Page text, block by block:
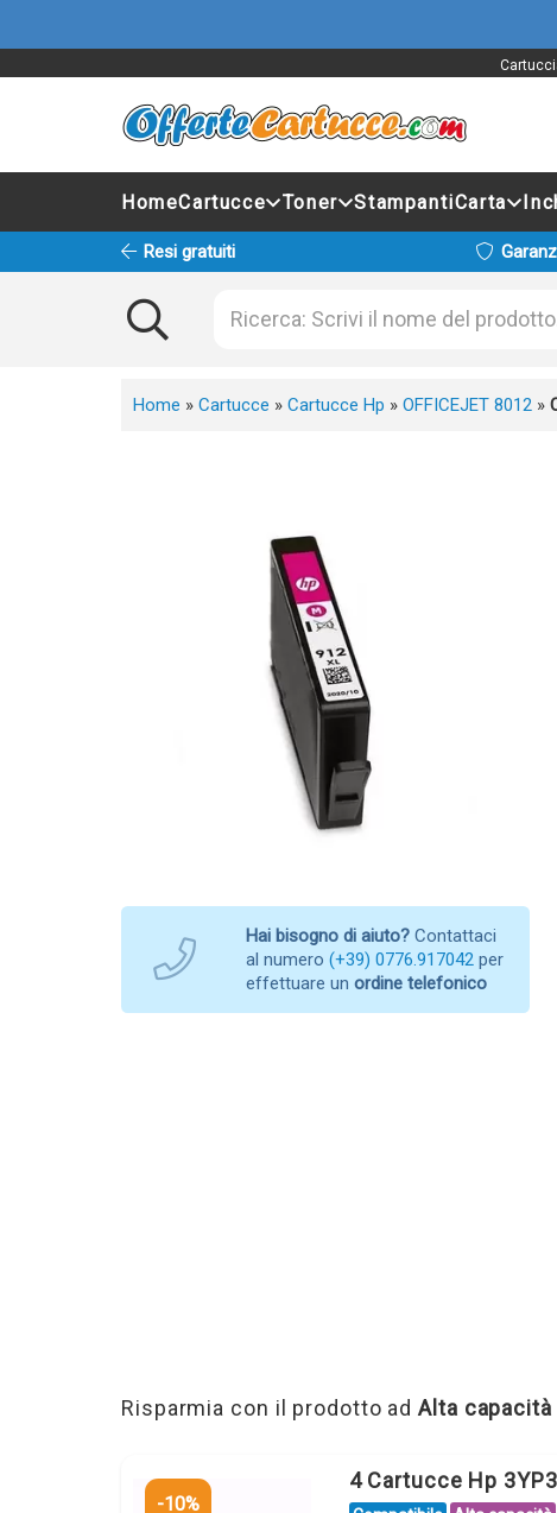
HomeCartucce Toner StampantiCarta
Resi gratuiti
Home » Cartucce » Cartucce Hp » OFFICEJET 8012 »
Hai bisogno di aiuto? Contattaci
al numero (+39) 0776.917042 per
effettuare un ordine telefonico
Risparmia con il prodotto adAlta capacità
-10%
4 Cartucce Hp